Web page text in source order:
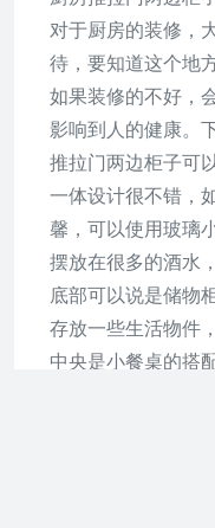
对于厨房的装修，
待，要知道这个地
如果装修的不好，
影响到人的健康。
推拉门两边柜子可
一体设计很不错，
馨，可以使用玻璃
摆放在很多的酒水
底部可以说是储物
存放一些生活物件
中央是小餐桌的搭